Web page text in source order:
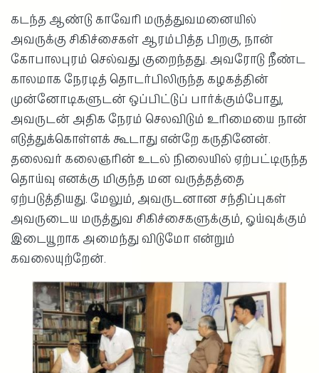
கடந்த ஆண்டு காவேரி மருத்துவமனையில்
அவருக்கு சிகிச்சைகள் ஆரம்பித்த பிறகு, நான்
கோபாலபுரம் செல்வது குறைந்தது. அவரோடு நீண்ட
காலமாக நேரடித் தொடர்பிலிருந்த கழகத்தின்
முன்னோடிகளுடன் ஒப்பிட்டுப் பார்க்கும்போது,
அவருடன் அதிக நேரம் செலவிடும் உரிமையை நான்
எடுத்துக்கொள்ளக் கூடாது என்றே கருதினேன்.
தலைவர் கலைஞரின் உடல் நிலையில் ஏற்பட்டிருந்த
தொய்வு எனக்கு மிகுந்த மன வருத்தத்தை
ஏற்படுத்தியது. மேலும், அவருடனான சந்திப்புகள்
அவருடைய மருத்துவ சிகிச்சைகளுக்கும், ஓய்வுக்கும்
இடையூறாக அமைந்து விடுமோ என்றும்
கவலையுற்றேன்.